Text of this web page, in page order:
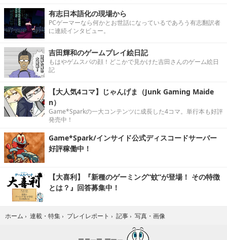
有志日本語化の現場から
PCゲーマーなら何かとお世話になっているであろう有志翻訳者
に連続インタビュー。
吉田輝和のゲームプレイ絵日記
もはやゲムスパの顔！どこかで見かけた吉田さんのゲーム絵日
記
【大人気4コマ】じゃんげま（Junk Gaming Maide
n）
Game*Sparkの一大コンテンツに成長した4コマ。単行本も好評
発売中！
Game*Spark/インサイド公式ディスコードサーバー
好評稼働中！
【大喜利】『新種のゲーミング“蚊”が登場！ その特徴
とは？』回答募集中！
ホーム › 連載・特集 › プレイレポート › 記事 › 写真・画像